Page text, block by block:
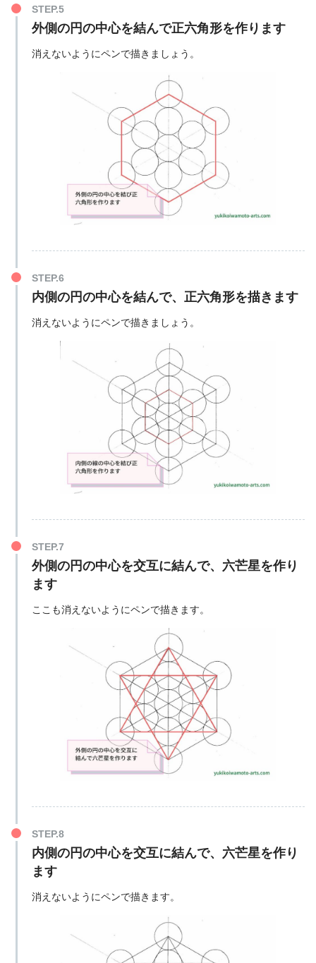
外側の円の中心を結んで正六角形を作ります
消えないようにペンで描きましょう。
内側の円の中心を結んで、正六角形を描きます
消えないようにペンで描きましょう。
外側の円の中心を交互に結んで、六芒星を作り
ます
ここも消えないようにペンで描きます。
内側の円の中心を交互に結んで、六芒星を作り
ます
消えないようにペンで描きます。